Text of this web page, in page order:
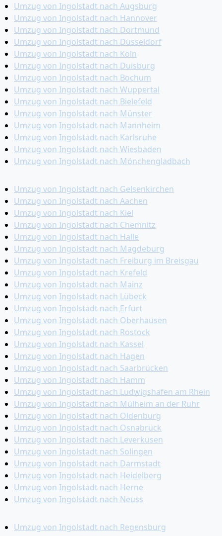
Umzug von Ingolstadt nach Augsburg
Umzug von Ingolstadt nach Hannover
Umzug von Ingolstadt nach Dortmund
Umzug von Ingolstadt nach Düsseldorf
Umzug von Ingolstadt nach Köln
Umzug von Ingolstadt nach Duisburg
Umzug von Ingolstadt nach Bochum
Umzug von Ingolstadt nach Wuppertal
Umzug von Ingolstadt nach Bielefeld
Umzug von Ingolstadt nach Münster
Umzug von Ingolstadt nach Mannheim
Umzug von Ingolstadt nach Karlsruhe
Umzug von Ingolstadt nach Wiesbaden
Umzug von Ingolstadt nach Mönchen­gladbach
Umzug von Ingolstadt nach Gelsenkirchen
Umzug von Ingolstadt nach Aachen
Umzug von Ingolstadt nach Kiel
Umzug von Ingolstadt nach Chemnitz
Umzug von Ingolstadt nach Halle
Umzug von Ingolstadt nach Magdeburg
Umzug von Ingolstadt nach Freiburg im Breisgau
Umzug von Ingolstadt nach Krefeld
Umzug von Ingolstadt nach Mainz
Umzug von Ingolstadt nach Lübeck
Umzug von Ingolstadt nach Erfurt
Umzug von Ingolstadt nach Oberhausen
Umzug von Ingolstadt nach Rostock
Umzug von Ingolstadt nach Kassel
Umzug von Ingolstadt nach Hagen
Umzug von Ingolstadt nach Saarbrücken
Umzug von Ingolstadt nach Hamm
Umzug von Ingolstadt nach Ludwigshafen am Rhein
Umzug von Ingolstadt nach Mülheim an der Ruhr
Umzug von Ingolstadt nach Oldenburg
Umzug von Ingolstadt nach Osnabrück
Umzug von Ingolstadt nach Leverkusen
Umzug von Ingolstadt nach Solingen
Umzug von Ingolstadt nach Darmstadt
Umzug von Ingolstadt nach Heidelberg
Umzug von Ingolstadt nach Herne
Umzug von Ingolstadt nach Neuss
Umzug von Ingolstadt nach Regensburg